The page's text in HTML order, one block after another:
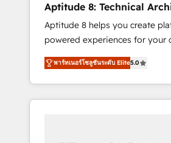
synchronisation API, audit et
La création de sites internet de
qui transforment les visiteurs
opportunités d'affaires ➤ La mise en place
de stratégies d'acquisition
SEA, inbound, automatisation
ABM, IA, emailing) Informations clés : - 10 ans
Aptitude 8: Technical
Deployment
Aptitude 8 helps you create
powered experiences for your
teams. We build multi-hub
orchestrate operations across
tech stack. Aptitude 8 is trusted by top
brands such as Lenovo,
พาร์ทเนอร์โซลูชันระดับ Elite5.0